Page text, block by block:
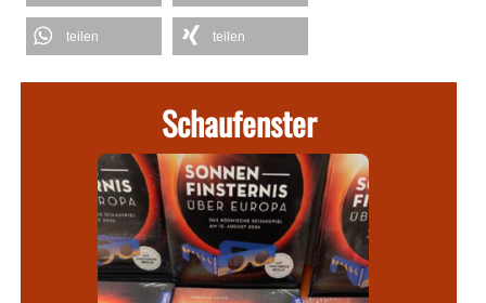
teilen teilen
Schaufenster